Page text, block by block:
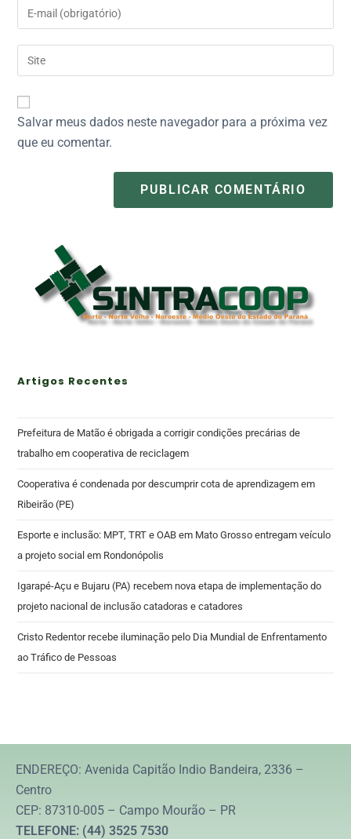
Salvar meus dados neste navegador para a próxima vez
que eu comentar.
Artigos Recentes
Prefeitura de Matão é obrigada a corrigir condições precárias de
trabalho em cooperativa de reciclagem
Cooperativa é condenada por descumprir cota de aprendizagem em
Ribeirão (PE)
Esporte e inclusão: MPT, TRT e OAB em Mato Grosso entregam veículo
a projeto social em Rondonópolis
Igarapé-Açu e Bujaru (PA) recebem nova etapa de implementação do
projeto nacional de inclusão catadoras e catadores
Cristo Redentor recebe iluminação pelo Dia Mundial de Enfrentamento
ao Tráfico de Pessoas
ENDEREÇO: Avenida Capitão Indio Bandeira, 2336 –
Centro
CEP: 87310-005 – Campo Mourão – PR
TELEFONE: (44) 3525 7530